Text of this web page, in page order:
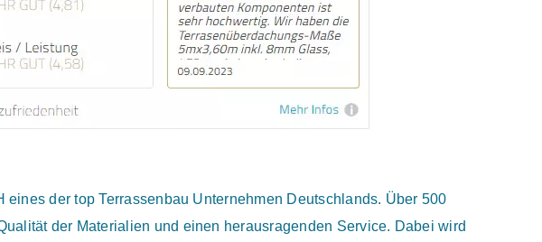
der top Terrassenbau Unternehmen Deutschlands. Über 500
der Materialien und einen herausragenden Service. Dabei wird